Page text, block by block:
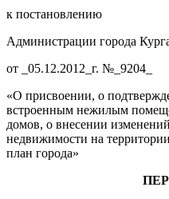
к постановлению
Администрации города
от _05.12.2012_г. №_9204_
«О присвоении, о
встроенным нежилым
домов, о внесении
недвижимости на
план города»